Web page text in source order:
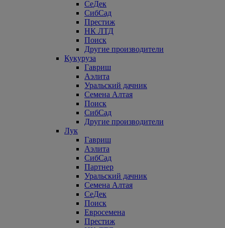
СеДек
СибСад
Престиж
НК ЛТД
Поиск
Другие производители
Кукуруза
Гавриш
Аэлита
Уральский дачник
Семена Алтая
Поиск
СибСад
Другие производители
Лук
Гавриш
Аэлита
СибСад
Партнер
Уральский дачник
Семена Алтая
СеДек
Поиск
Евросемена
Престиж